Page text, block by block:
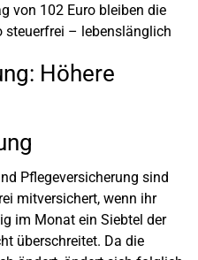
von 102 Euro bleiben die
steuerfrei – lebenslänglich
Höhere
Pflegeversicherung sind
mitversichert, wenn ihr
im Monat ein Siebtel der
überschreitet. Da die